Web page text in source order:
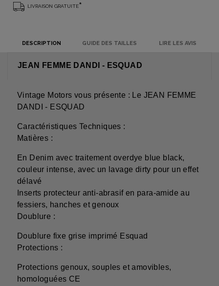
LIVRAISON GRATUITE*
DESCRIPTION GUIDE DES TAILLES LIRE LES AVIS
JEAN FEMME DANDI - ESQUAD
Vintage Motors vous présente : Le JEAN FEMME
DANDI - ESQUAD
Caractéristiques Techniques :
Matières :
En Denim avec traitement overdye blue black,
couleur intense, avec un lavage dirty pour un effet
délavé
Inserts protecteur anti-abrasif en para-amide au
fessiers, hanches et genoux
Doublure :
Doublure fixe grise imprimé Esquad
Protections :
Protections genoux, souples et amovibles,
homologuées CE